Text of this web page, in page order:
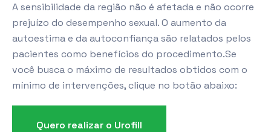
A sensibilidade da região não é afetada e não ocorre
prejuízo do desempenho sexual. O aumento da
autoestima e da autoconfiança são relatados pelos
pacientes como benefícios do procedimento.Se
você busca o máximo de resultados obtidos com o
mínimo de intervenções, clique no botão abaixo:
Quero realizar o Urofill